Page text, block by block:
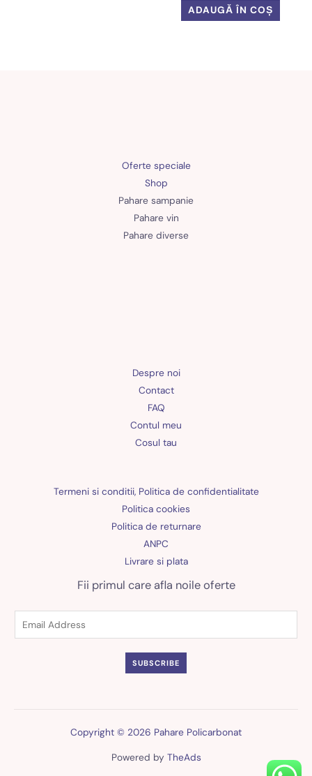
a
este:
125,00 lei.
ADAUGĂ ÎN COȘ
Oferte speciale
Shop
Pahare sampanie
Pahare vin
Pahare diverse
Despre noi
Contact
FAQ
Contul meu
Cosul tau
Termeni si conditii, Politica de confidentialitate
Politica cookies
Politica de returnare
ANPC
Livrare si plata
Fii primul care afla noile oferte
SUBSCRIBE
Copyright © 2026 Pahare Policarbonat
Powered by TheAds